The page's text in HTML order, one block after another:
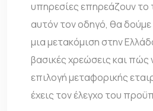
υπηρεσίες επηρεάζουν το
αυτόν τον οδηγό, θα
μια μετακόμιση στην
βασικές χρεώσεις και πώς
επιλογήμεταφορικής
έχεις τον έλεγχο του